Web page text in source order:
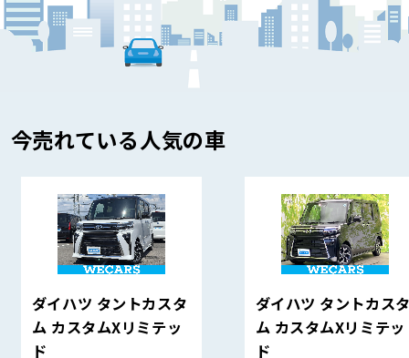
今売れている人気の車
ダイハツ タントカスタ
ム カスタムXリミテッ
ド
ダイハツ タントカス
ム カスタムXリミテッ
ド